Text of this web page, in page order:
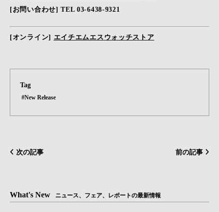
[お問い合わせ] TEL 03-6438-9321
[オンライン] エイチエムエスウォッチストア
Tag
#New Release
次の記事 前の記事
What's New ニュース、フェア、レポートの最新情報